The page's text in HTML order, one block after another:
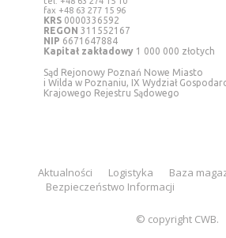
fax +48 63 277 15 96
KRS0000336592
REGON 311552167
NIP 6671647884
Kapitał zakładowy1 000 000 złotych
Sąd Rejonowy Poznań Nowe Miasto
i Wilda w Poznaniu, IX Wydział
Krajowego Rejestru Sądowego
Aktualności Logistyka
Baza
Bezpieczeństwo Informacji
© copyright CWB.